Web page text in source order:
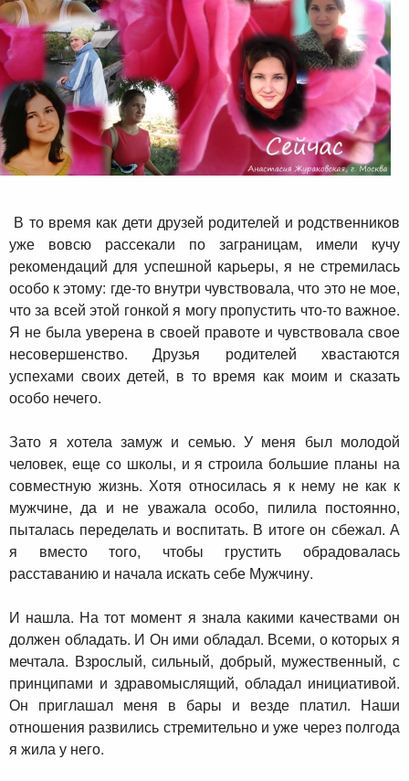
В то время как дети друзей родителей и родственников
уже вовсю рассекали по заграницам, имели кучу
рекомендаций для успешной карьеры, я не стремилась
особо к этому: где-то внутри чувствовала, что это не мое,
что за всей этой гонкой я могу пропустить что-то важное.
Я не была уверена в своей правоте и чувствовала свое
несовершенство. Друзья родителей хвастаются
успехами своих детей, в то время как моим и сказать
особо нечего.
Зато я хотела замуж и семью. У меня был молодой
человек, еще со школы, и я строила большие планы на
совместную жизнь. Хотя относилась я к нему не как к
мужчине, да и не уважала особо, пилила постоянно,
пыталась переделать и воспитать. В итоге он сбежал. А
я вместо того, чтобы грустить обрадовалась
расставанию и начала искать себе Мужчину.
И нашла. На тот момент я знала какими качествами он
должен обладать. И Он ими обладал. Всеми, о которых я
мечтала. Взрослый, сильный, добрый, мужественный, с
принципами и здравомыслящий, обладал инициативой.
Он приглашал меня в бары и везде платил. Наши
отношения развились стремительно и уже через полгода
я жила у него.